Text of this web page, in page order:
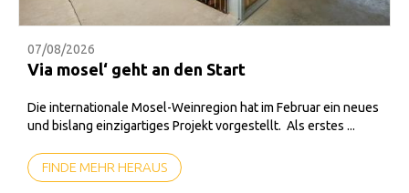
07/08/2026
Via mosel‘ geht an den Start
Die internationale Mosel-Weinregion hat im Februar ein neues
und bislang einzigartiges Projekt vorgestellt. Als erstes ...
FINDE MEHR HERAUS